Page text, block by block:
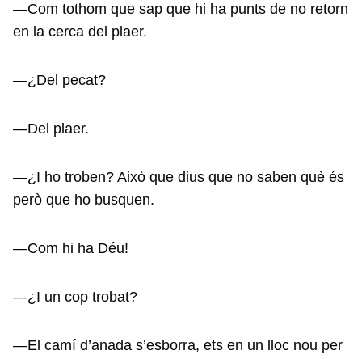
—Com tothom que sap que hi ha punts de no retorn
en la cerca del plaer.
—¿Del pecat?
—Del plaer.
—¿I ho troben? Això que dius que no saben què és
però que ho busquen.
—Com hi ha Déu!
—¿I un cop trobat?
—El camí d’anada s’esborra, ets en un lloc nou per